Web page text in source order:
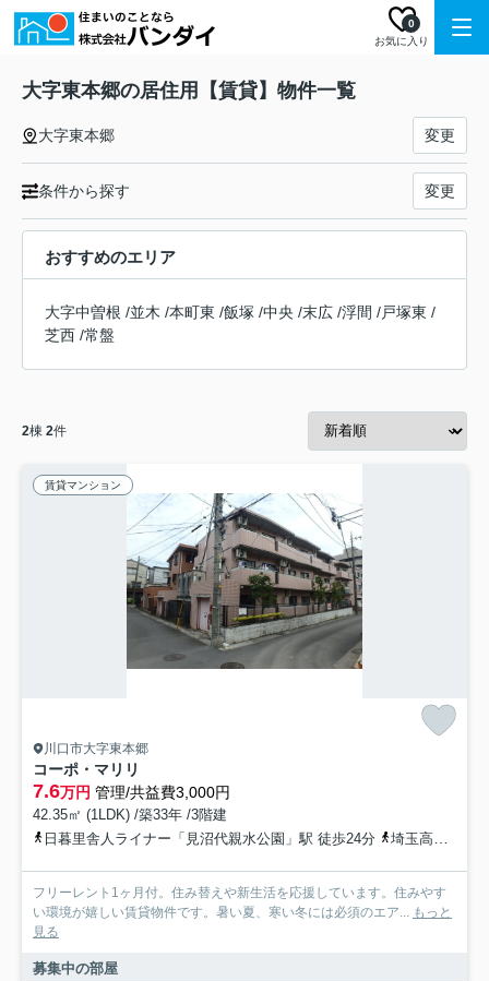
お気に入り
0
大字東本郷の居住用【賃貸】物件一覧
大字東本郷 変更
条件から探す 変更
おすすめのエリア
大字中曽根 /並木 /本町東 /飯塚 /中央 /末広 /浮間 /戸塚東 /
芝西 /常盤
2棟 2件
賃貸マンション
川口市大字東本郷
コーポ・マリリ
7.6万円 管理/共益費3,000円
42.35㎡ (1LDK) /築33年 /3階建
日暮里舎人ライナー「見沼代親水公園」駅 徒歩24分
埼玉高速鉄道「鳩ヶ谷」駅 徒歩36分
フリーレント1ヶ月付。住み替えや新生活を応援しています。住みやす
い環境が嬉しい賃貸物件です。暑い夏、寒い冬には必須のエア... もっと
見る
募集中の部屋